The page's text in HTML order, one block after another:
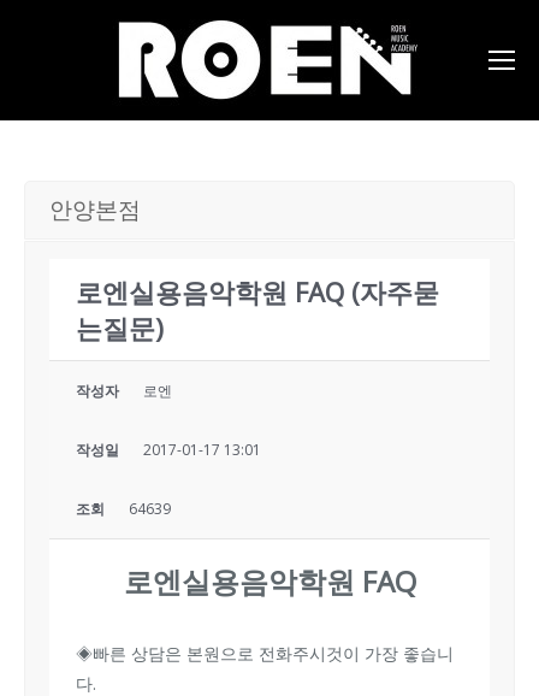
안양본점
로엔실용음악학원 FAQ (자주묻
는질문)
작성자 로엔
작성일 2017-01-17 13:01
조회 64639
로엔실용음악학원 FAQ
◈빠른 상담은 본원으로 전화주시것이 가장 좋습니
다.